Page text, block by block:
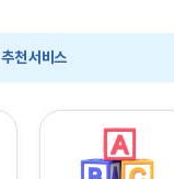
추천 서비스